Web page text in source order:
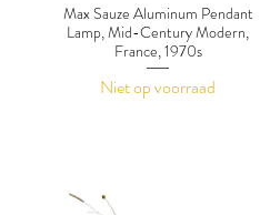
Max Sauze Aluminum Pendant
Lamp, Mid-Century Modern,
France, 1970s
Niet op voorraad